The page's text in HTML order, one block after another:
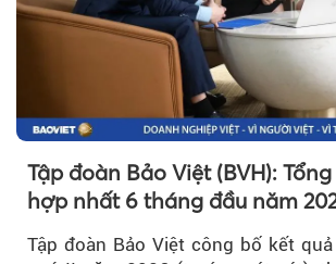
Tập đoàn Bảo Việt (BVH):
hợp nhất 6 tháng đầu năm
Tập đoàn Bảo Việt công bố kết